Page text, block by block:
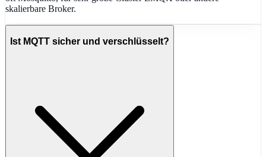
skalierbare Broker.
Ist MQTT sicher und verschlüsselt?